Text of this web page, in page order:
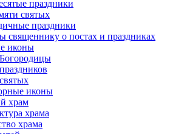
праздники
святых
праздники
священнику о постах и праздниках
иконы
иконы
храм
храма
храма